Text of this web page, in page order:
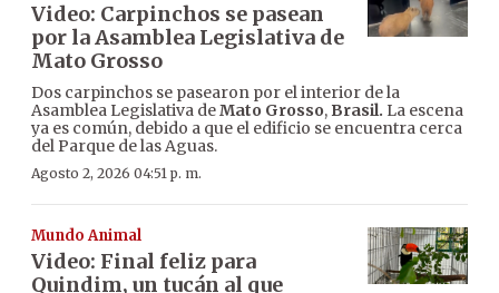
Video: Carpinchos se pasean
por la Asamblea Legislativa de
Mato Grosso
Dos carpinchos se pasearon por el interior de la
Asamblea Legislativa deMato Grosso, Brasil. La escena
ya es común, debido a que el edificio se encuentra cerca
del Parque de las Aguas.
Agosto 2, 2026 04:51 p. m.
Mundo Animal
Video: Final feliz para
Quindim, un tucán al que